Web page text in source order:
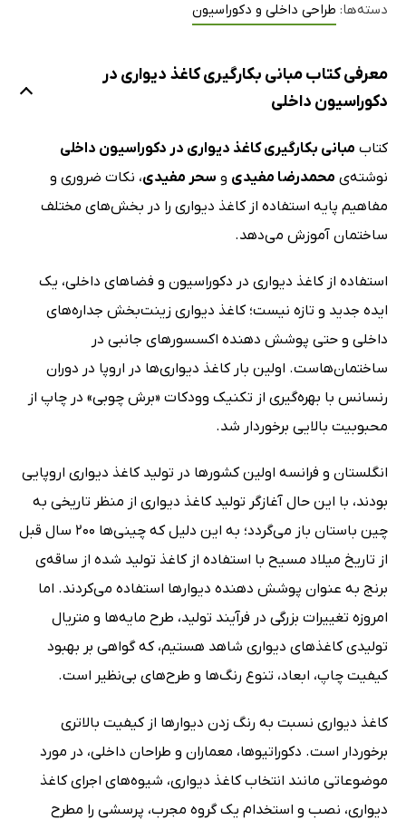
دسته‌ها: طراحی داخلی و دکوراسیون
معرفی کتاب مبانی بکارگیری کاغذ دیواری در
دکوراسیون داخلی
کتاب مبانی بکارگیری کاغذ دیواری در دکوراسیون داخلی
نوشته‌ی محمدرضا مفیدی و سحر مفیدی، نکات ضروری و
مفاهیم پایه استفاده از کاغذ دیواری را در بخش‌های مختلف
ساختمان آموزش می‌دهد.
استفاده از کاغذ دیواری در دکوراسیون و فضاهای داخلی، یک
ایده جدید و تازه نیست؛ کاغذ دیواری زینت‌بخش جداره‌های
داخلی و حتی پوشش دهنده اکسسورهای جانبی در
ساختمان‌هاست. اولین بار کاغذ دیواری‌ها در اروپا در دوران
رنسانس با بهره‌گیری از تکنیک وودکات «برش چوبی» در چاپ از
محبوبیت بالایی برخوردار شد.
انگلستان و فرانسه اولین کشورها در تولید کاغذ دیواری اروپایی
بودند، با این حال آغازگر تولید کاغذ دیواری از منظر تاریخی به
چین باستان باز می‌گردد؛ به این دلیل که چینی‌ها 200 سال قبل
از تاریخ میلاد مسیح با استفاده از کاغذ تولید شده از ساقه‌ی
برنج به عنوان پوشش دهنده دیوارها استفاده می‌کردند. اما
امروزه تغییرات بزرگی در فرآیند تولید، طرح مایه‌ها و متریال
تولیدی کاغذ‌های دیواری شاهد هستیم، که گواهی بر بهبود
کیفیت چاپ، ابعاد، تنوع رنگ‌ها و طرح‌های بی‌نظیر است.
کاغذ دیواری نسبت به رنگ زدن دیوارها از کیفیت بالاتری
برخوردار است. دکوراتیوها، معماران و طراحان داخلی، در مورد
موضوعاتی مانند انتخاب کاغذ دیواری، شیوه‌های اجرای کاغذ
دیواری، نصب و استخدام یک گروه مجرب، پرسشی را مطرح